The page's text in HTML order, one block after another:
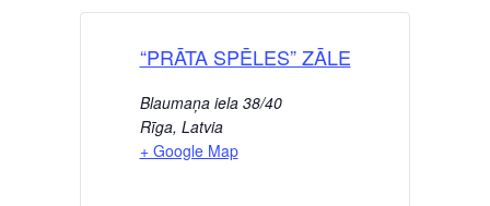
“PRĀTA SPĒLES” ZĀLE
Blaumaņa iela 38/40
Rīga, Latvia
+ Google Map